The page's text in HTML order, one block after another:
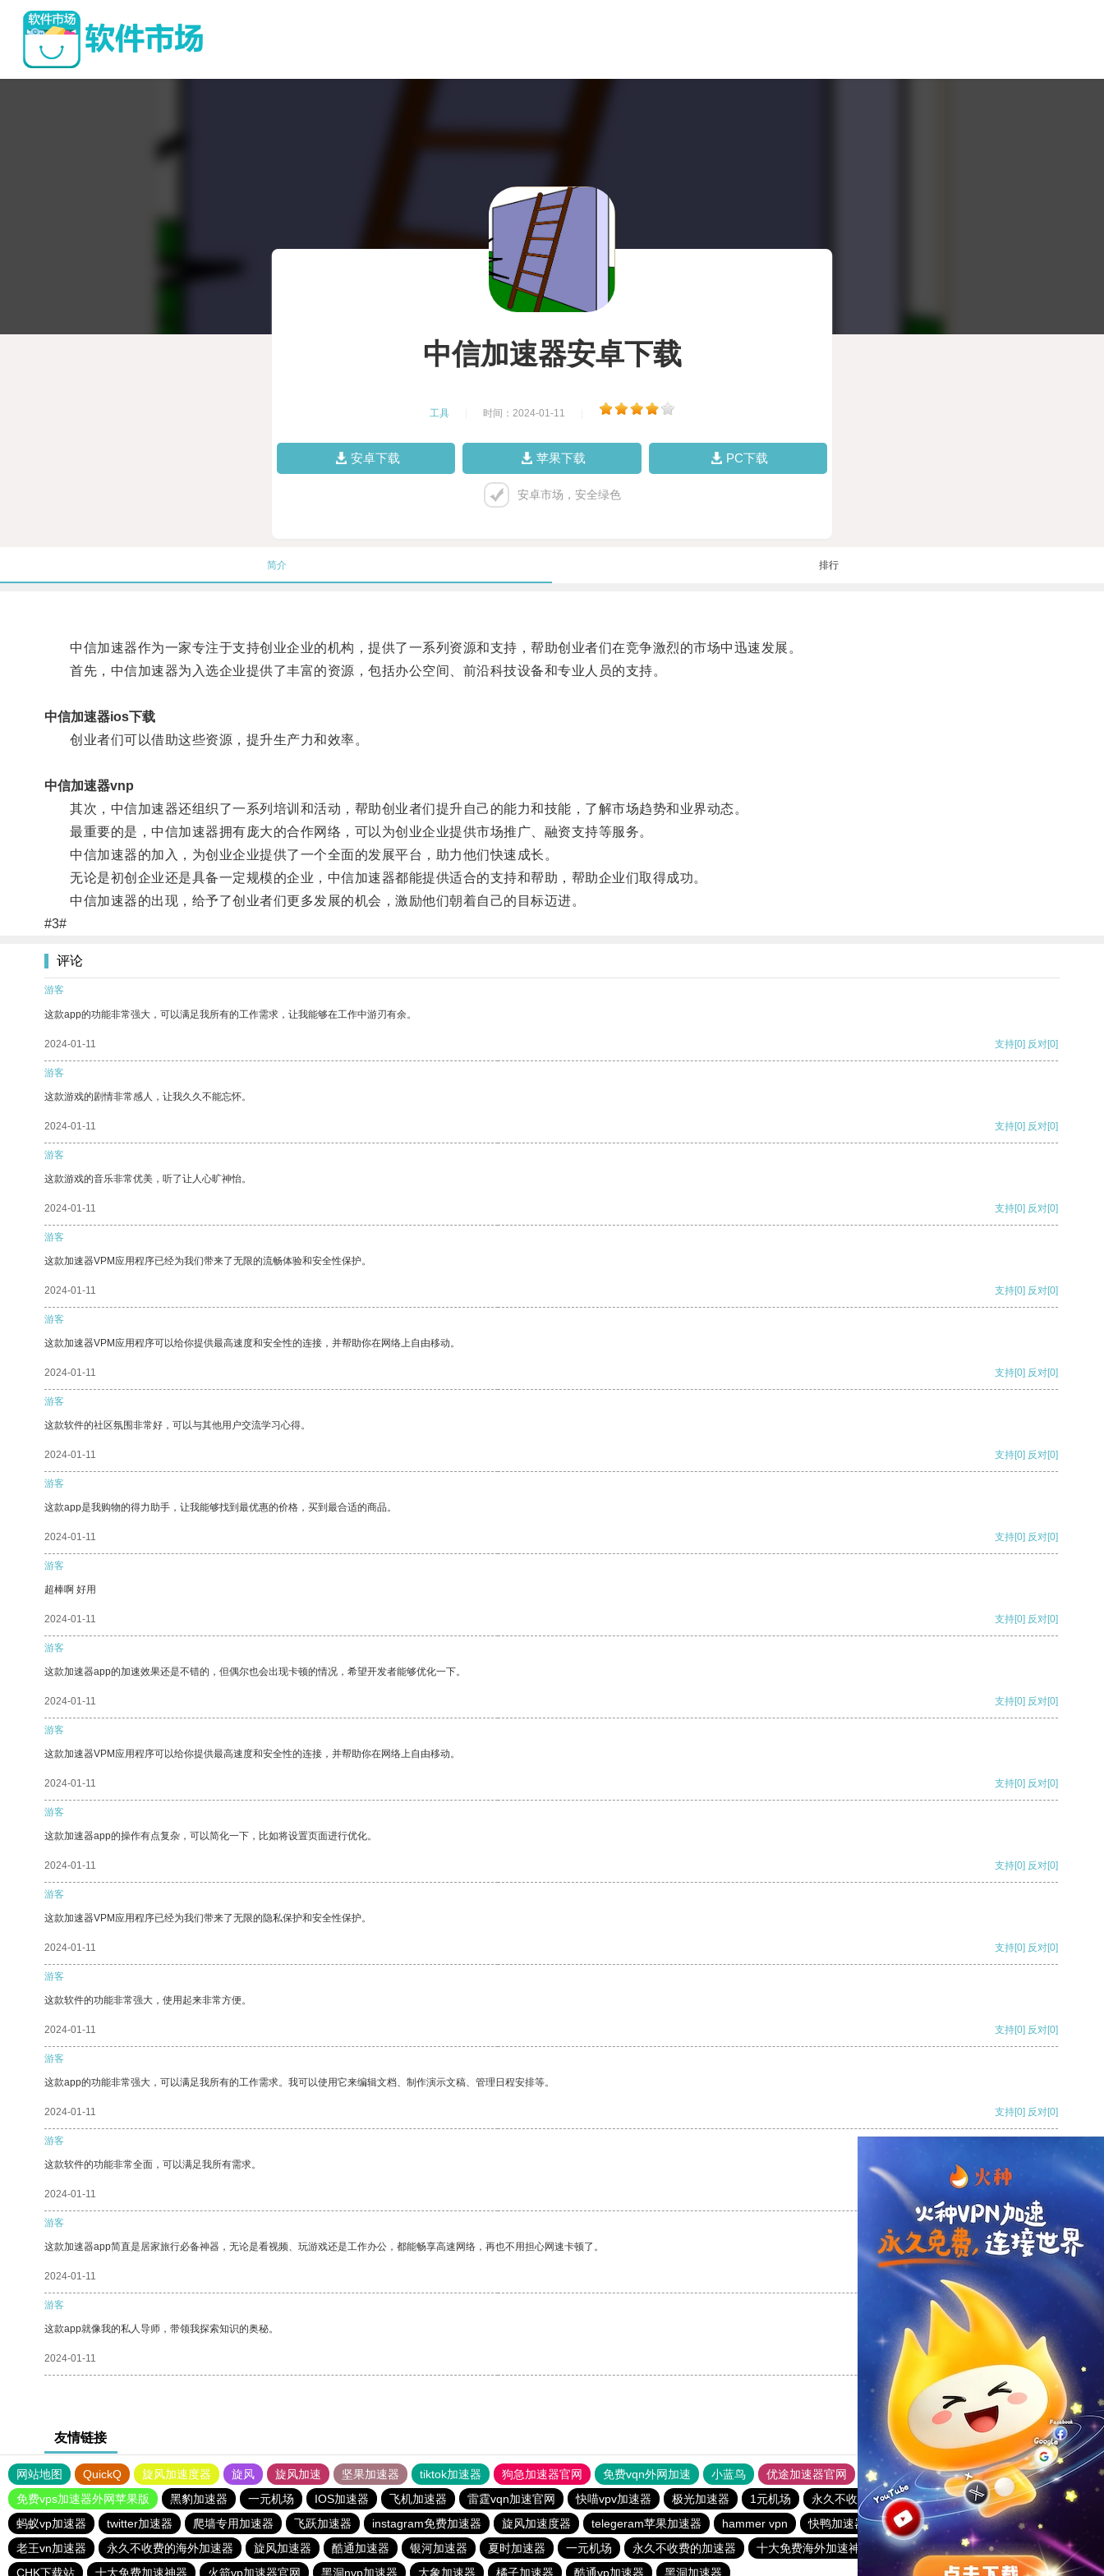
中信加速器安卓下载
工具 时间：2024-01-11
安卓下载 苹果下载 PC下载
安卓市场，安全绿色
简介 排行
中信加速器作为一家专注于支持创业企业的机构，提供了一系列资源和支持，帮助创业者们在竞争激烈的市场中迅速发展。
首先，中信加速器为入选企业提供了丰富的资源，包括办公空间、前沿科技设备和专业人员的支持。
中信加速器ios下载
创业者们可以借助这些资源，提升生产力和效率。
中信加速器vnp
其次，中信加速器还组织了一系列培训和活动，帮助创业者们提升自己的能力和技能，了解市场趋势和业界动态。
最重要的是，中信加速器拥有庞大的合作网络，可以为创业企业提供市场推广、融资支持等服务。
中信加速器的加入，为创业企业提供了一个全面的发展平台，助力他们快速成长。
无论是初创企业还是具备一定规模的企业，中信加速器都能提供适合的支持和帮助，帮助企业们取得成功。
中信加速器的出现，给予了创业者们更多发展的机会，激励他们朝着自己的目标迈进。
#3#
评论
游客
这款app的功能非常强大，可以满足我所有的工作需求，让我能够在工作中游刃有余。
2024-01-11 支持[0] 反对[0]
游客
这款游戏的剧情非常感人，让我久久不能忘怀。
2024-01-11 支持[0] 反对[0]
游客
这款游戏的音乐非常优美，听了让人心旷神怡。
2024-01-11 支持[0] 反对[0]
游客
这款加速器VPM应用程序已经为我们带来了无限的流畅体验和安全性保护。
2024-01-11 支持[0] 反对[0]
游客
这款加速器VPM应用程序可以给你提供最高速度和安全性的连接，并帮助你在网络上自由移动。
2024-01-11 支持[0] 反对[0]
游客
这款软件的社区氛围非常好，可以与其他用户交流学习心得。
2024-01-11 支持[0] 反对[0]
游客
这款app是我购物的得力助手，让我能够找到最优惠的价格，买到最合适的商品。
2024-01-11 支持[0] 反对[0]
游客
超棒啊 好用
2024-01-11 支持[0] 反对[0]
游客
这款加速器app的加速效果还是不错的，但偶尔也会出现卡顿的情况，希望开发者能够优化一下。
2024-01-11 支持[0] 反对[0]
游客
这款加速器VPM应用程序可以给你提供最高速度和安全性的连接，并帮助你在网络上自由移动。
2024-01-11 支持[0] 反对[0]
游客
这款加速器app的操作有点复杂，可以简化一下，比如将设置页面进行优化。
2024-01-11 支持[0] 反对[0]
游客
这款加速器VPM应用程序已经为我们带来了无限的隐私保护和安全性保护。
2024-01-11 支持[0] 反对[0]
游客
这款软件的功能非常强大，使用起来非常方便。
2024-01-11 支持[0] 反对[0]
游客
这款app的功能非常强大，可以满足我所有的工作需求。我可以使用它来编辑文档、制作演示文稿、管理日程安排等。
2024-01-11 支持[0] 反对[0]
游客
这款软件的功能非常全面，可以满足我所有需求。
2024-01-11
游客
这款加速器app简直是居家旅行必备神器，无论是看视频、玩游戏还是工作办公，都能畅享高速网络，再也不用担心网速卡顿了。
2024-01-11 反对
游客
这款app就像我的私人导师，带领我探索知识的奥秘。
2024-01-11 反对[0]
友情链接
网站地图 QuickQ 旋风加速度器 旋风 旋风加速 坚果加速器 tiktok加速器 狗急加速器官网 免费vqn外网加速 小蓝鸟 优途加速器官网 风驰加速器 旋风加速器
八戒看书
免费vps加速器外网苹果版
黑豹加速器 一元机场 IOS加速器 飞机加速器 雷霆vqn加速官网 快喵vpv加速器 极光加速器 1元机场 永久不收费的nvp加速器
飞狗加速器
蚂蚁vp加速器
twitter加速器 爬墙专用加速器 飞跃加速器 instagram免费加速器 旋风加速度器 telegeram苹果加速器 hammer vpn 快鸭加速器 quickq
洋葱加速器
老王vn加速器
永久不收费的海外加速器 旋风加速器 酷通加速器 银河加速器 夏时加速器 一元机场 永久不收费的加速器 十大免费海外加速神器 极光加速器
猎豹加速器官网
CHK下载站
十大免费加速神器 火箭vp加速器官网 黑洞nvp加速器 大象加速器 橘子加速器 酷通vp加速器 黑洞加速器